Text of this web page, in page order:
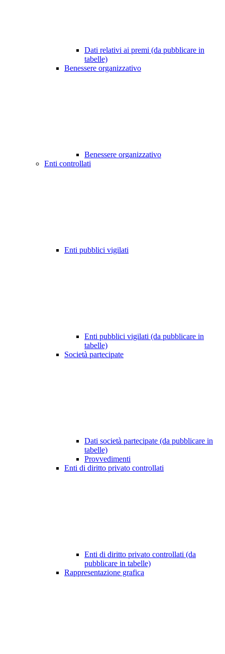
Dati relativi ai premi (da pubblicare in
tabelle)
Benessere organizzativo
Benessere organizzativo
Enti controllati
Enti pubblici vigilati
Enti pubblici vigilati (da pubblicare in
tabelle)
Società partecipate
Dati società partecipate (da pubblicare in
tabelle)
Provvedimenti
Enti di diritto privato controllati
Enti di diritto privato controllati (da
pubblicare in tabelle)
Rappresentazione grafica